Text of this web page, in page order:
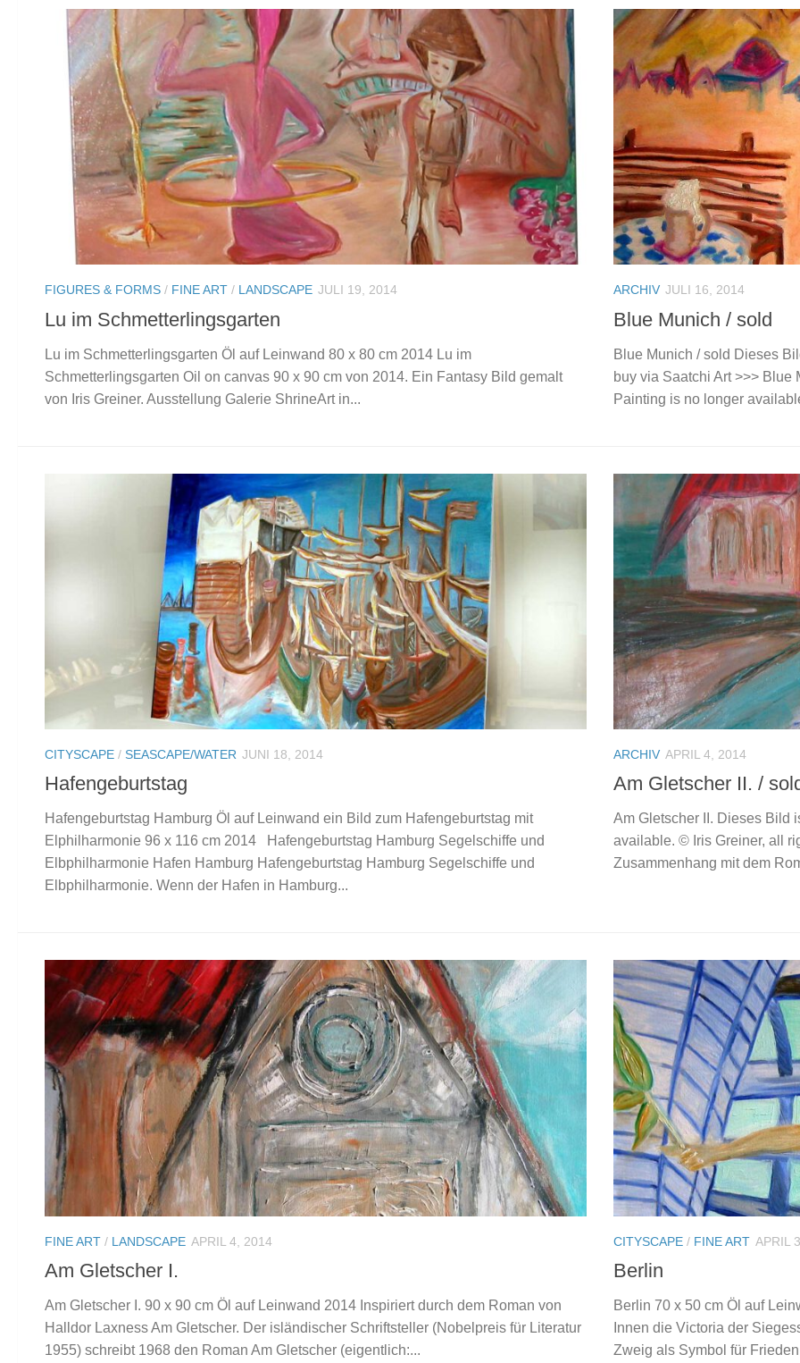
FIGURES & FORMS / FINE ART / LANDSCAPE JULI 19, 2014
Lu im Schmetterlingsgarten
Lu im Schmetterlingsgarten Öl auf Leinwand 80 x 80 cm 2014 Lu im
Schmetterlingsgarten Oil on canvas 90 x 90 cm von 2014. Ein Fantasy Bild gemalt
von Iris Greiner. Ausstellung Galerie ShrineArt in...
ARCHIV JULI 16, 2014
Blue Munich / sold
Blue Munich / sold Dieses
buy via Saatchi Art >>>
Painting is no longer
CITYSCAPE / SEASCAPE/WATER JUNI 18, 2014
Hafengeburtstag
Hafengeburtstag Hamburg Öl auf Leinwand ein Bild zum Hafengeburtstag mit
Elphilharmonie 96 x 116 cm 2014 Hafengeburtstag Hamburg Segelschiffe und
Elbphilharmonie Hafen Hamburg Hafengeburtstag Hamburg Segelschiffe und
Elbphilharmonie. Wenn der Hafen in Hamburg...
ARCHIV APRIL 4, 2014
Am Gletscher II. /
Am Gletscher II. Dieses Bild
available. © Iris Greiner, all
Zusammenhang mit dem
FINE ART / LANDSCAPE APRIL 4, 2014
Am Gletscher I.
Am Gletscher I. 90 x 90 cm Öl auf Leinwand 2014 Inspiriert durch dem Roman von
Halldor Laxness Am Gletscher. Der isländischer Schriftsteller (Nobelpreis für Literatur
1955) schreibt 1968 den Roman Am Gletscher (eigentlich:...
CITYSCAPE / FINE ART APRIL
Berlin
Berlin 70 x 50 cm Öl auf
Innen die Victoria der
Zweig als Symbol für